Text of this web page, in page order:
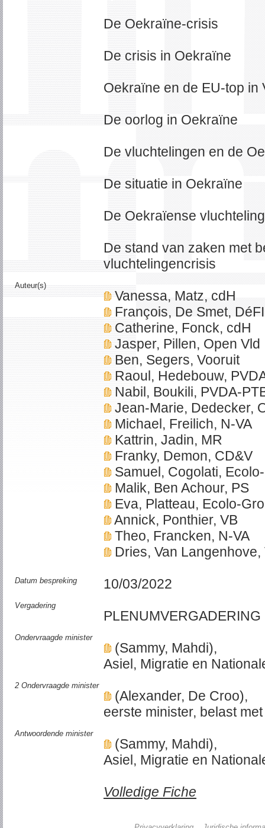
De Oekraïne-crisis
De crisis in Oekraïne
Oekraïne en de EU-top in
De oorlog in Oekraïne
De vluchtelingen en de
De situatie in Oekraïne
De Oekraïense
De stand van zaken met
vluchtelingencrisis
Auteur(s)
Vanessa, Matz, cdH
François, De Smet, DéFI
Catherine, Fonck, cdH
Jasper, Pillen, Open Vld
Ben, Segers, Vooruit
Raoul, Hedebouw,
Nabil, Boukili, PVDA-
Jean-Marie, Dedecker,
Michael, Freilich, N-VA
Kattrin, Jadin, MR
Franky, Demon, CD&V
Samuel, Cogolati,
Malik, Ben Achour, PS
Eva, Platteau, Ecolo-
Annick, Ponthier, VB
Theo, Francken, N-VA
Dries, Van Langenhove,
Datum bespreking 10/03/2022
Vergadering
PLENUMVERGADERING
Ondervraagde minister
(Sammy, Mahdi),
Asiel, Migratie en
2 Ondervraagde minister
(Alexander, De Croo),
eerste minister, belast
Antwoordende minister
(Sammy, Mahdi),
Asiel, Migratie en
Volledige Fiche